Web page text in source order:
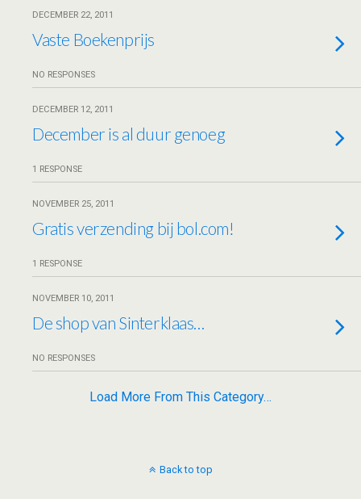
DECEMBER 22, 2011
Vaste Boekenprijs
NO RESPONSES
DECEMBER 12, 2011
December is al duur genoeg
1 RESPONSE
NOVEMBER 25, 2011
Gratis verzending bij bol.com!
1 RESPONSE
NOVEMBER 10, 2011
De shop van Sinterklaas…
NO RESPONSES
Load More From This Category…
Back to top